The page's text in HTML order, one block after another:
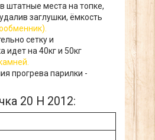
штатные места на топке,
заглушки, ёмкость
сетку и
идет на 40кг и 50кг
прогрева парилки -
20 Н 2012: